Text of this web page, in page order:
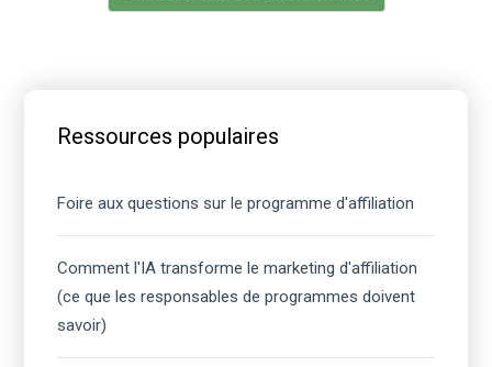
latérale
Ressources populaires
Foire aux questions sur le programme d'affiliation
Comment l'IA transforme le marketing d'affiliation
(ce que les responsables de programmes doivent
savoir)